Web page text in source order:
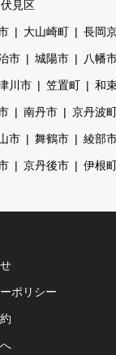
伏見区
大山崎町 長岡
市 城陽市 八幡
川市 笠置町 和
南丹市 京丹波
市 舞鶴市 綾部
京丹後市 伊根
ポリシー